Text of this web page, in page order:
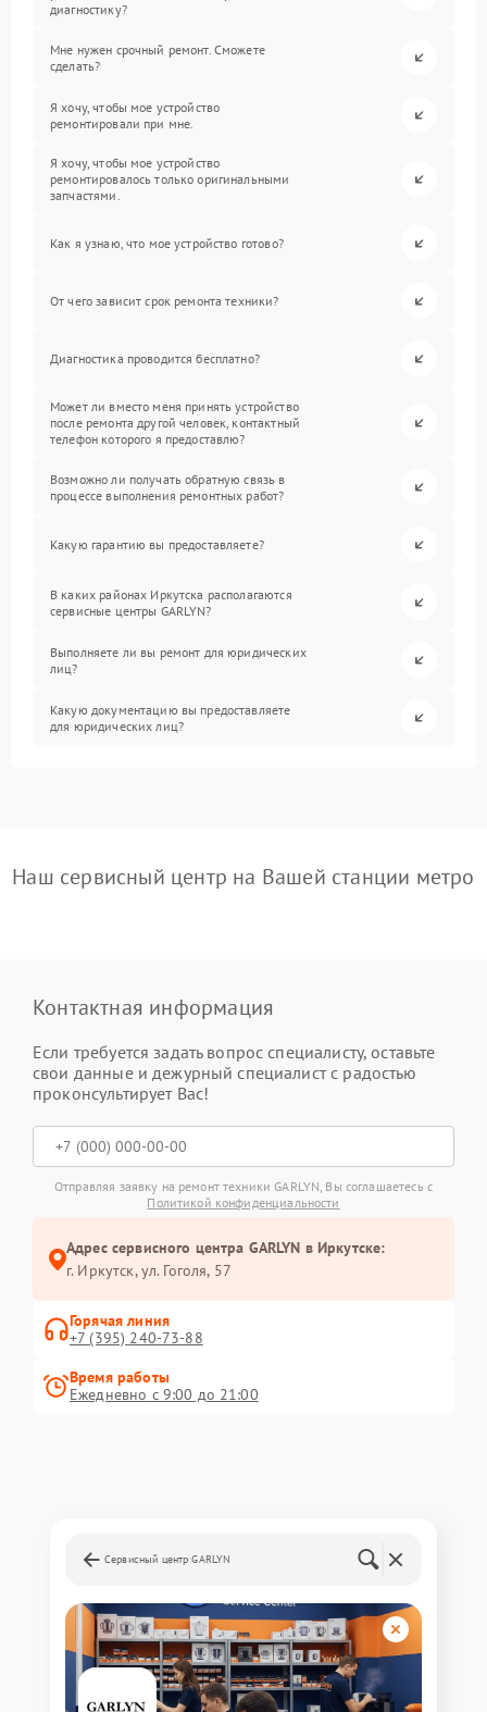
диагностику?
Мне нужен срочный ремонт. Сможете
сделать?
Я хочу, чтобы мое устройство
ремонтировали при мне.
Я хочу, чтобы мое устройство
ремонтировалось только оригинальными
запчастями.
Как я узнаю, что мое устройство готово?
От чего зависит срок ремонта техники?
Диагностика проводится бесплатно?
Может ли вместо меня принять устройство
после ремонта другой человек, контактный
телефон которого я предоставлю?
Возможно ли получать обратную связь в
процессе выполнения ремонтных работ?
Какую гарантию вы предоставляете?
В каких районах Иркутска располагаются
сервисные центры GARLYN?
Выполняете ли вы ремонт для юридических
лиц?
Какую документацию вы предоставляете
для юридических лиц?
Наш сервисный центр на Вашей станции метро
Контактная информация
Если требуется задать вопрос специалисту, оставьте
свои данные и дежурный специалист с радостью
проконсультирует Вас!
Отправляя заявку на ремонт техники GARLYN, Вы соглашаетесь с
Политикой конфиденциальности
Адрес сервисного центра GARLYN в Иркутске:
г. Иркутск, ул. ​Гоголя, 57
Горячая линия
+7 (395) 240-73-88
Время работы
Ежедневно с 9:00 до 21:00
Сервисный центр GARLYN